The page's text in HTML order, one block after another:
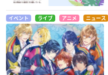
イベント ライブ アニメ ニュース